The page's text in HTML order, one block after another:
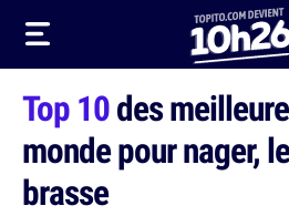
Top 10des
monde pour nager,
brasse